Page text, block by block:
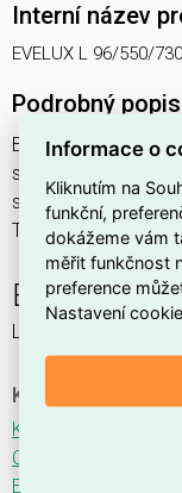
Interní název
EVELUX L 96/550/
Podrobný
EVELUX L 96/550/
svítidlo pouliční s
stmívání ovládané
TYPE II/III)
EVELUX
LED svítidlo pro
Ke stažení
Katalogový list
CE
ENEC
Informace o
Kliknutím na
funkční,
dokážeme vám
měřit funkčnost
preference
Nastavení